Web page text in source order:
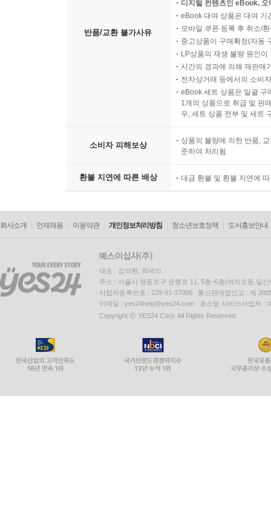
반품/교환 불가사유
디지털 컨텐츠인 eBook,
eBook 대여 상품은 대여 기
모바일 쿠폰 등록 후 취소/
중고상품이 구매확정(자동
LP상품의 재생 불량 원인
시간의 경과에 의해 재판매
전자상거래 등에서의 소비
eBook 세트 상품은 일괄 구
1개의 상품으로 취급 및 판
우, 세트 상품 전부 및 세트
소비자 피해보상
상품의 불량에 의한 반품,
준하여 처리됨
환불 지연에 따른 배상 대금 환불 및 환불 지연에
회사소개 인재채용 이용약관 개인정보처리방침 청소년보호정책 도서홍보안내
대표 : 김석환, 최세라
주소 : 서울시 영등포구 은행로 11, 5층~6층(여의도동,일신
사업자등록번호 : 229-81-37000 통신판매업신고 : 제
이메일 : yes24help@yes24.com 호스팅 서비스사업자 :
Copyright ⓒ YES24 Corp. All Rights Reserved.